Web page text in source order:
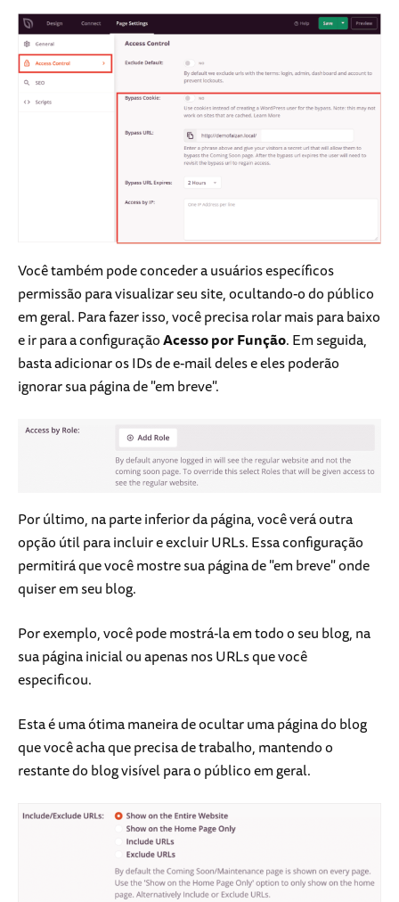
Você também pode conceder a usuários específicos
permissão para visualizar seu site, ocultando-o do público
em geral. Para fazer isso, você precisa rolar mais para baixo
e ir para a configuraçãoAcesso por Função. Em seguida,
basta adicionar os IDs de e-mail deles e eles poderão
ignorar sua página de "em breve".
Por último, na parte inferior da página, você verá outra
opção útil para incluir e excluir URLs. Essa configuração
permitirá que você mostre sua página de "em breve" onde
quiser em seu blog.
Por exemplo, você pode mostrá-la em todo o seu blog, na
sua página inicial ou apenas nos URLs que você
especificou.
Esta é uma ótima maneira de ocultar uma página do blog
que você acha que precisa de trabalho, mantendo o
restante do blog visível para o público em geral.